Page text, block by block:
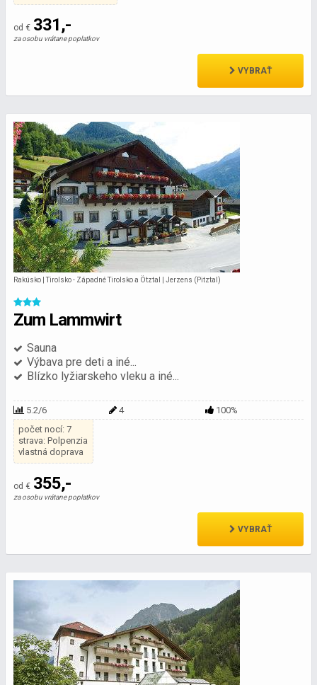
od € 331,-
za osobu vrátane poplatkov
VYBRAŤ
Rakúsko | Tirolsko - Západné Tirolsko a Ötztal | Jerzens (Pitztal)
Zum Lammwirt
Sauna
Výbava pre deti a iné...
Blízko lyžiarskeho vleku a iné...
5.2/6 4
100%
počet nocí: 7
strava: Polpenzia
vlastná doprava
od € 355,-
za osobu vrátane poplatkov
VYBRAŤ